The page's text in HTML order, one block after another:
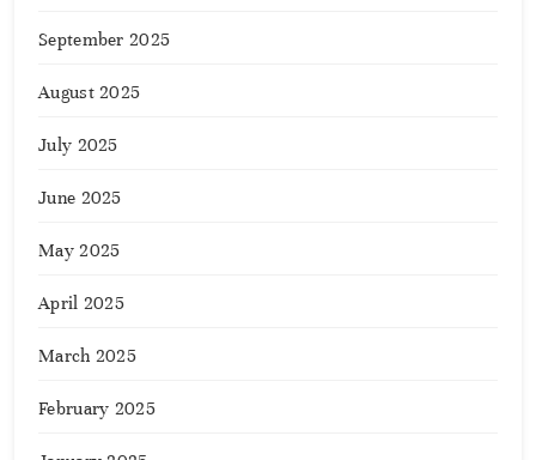
September 2025
August 2025
July 2025
June 2025
May 2025
April 2025
March 2025
February 2025